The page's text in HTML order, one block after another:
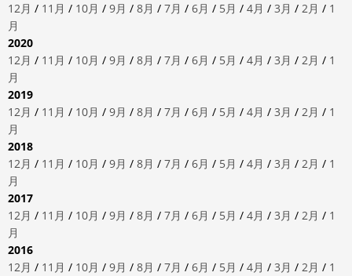
12月 / 11月 / 10月 / 9月 / 8月 / 7月 / 6月 / 5月 / 4月 / 3月 / 2月 / 1
月
2020
12月 / 11月 / 10月 / 9月 / 8月 / 7月 / 6月 / 5月 / 4月 / 3月 / 2月 / 1
月
2019
12月 / 11月 / 10月 / 9月 / 8月 / 7月 / 6月 / 5月 / 4月 / 3月 / 2月 / 1
月
2018
12月 / 11月 / 10月 / 9月 / 8月 / 7月 / 6月 / 5月 / 4月 / 3月 / 2月 / 1
月
2017
12月 / 11月 / 10月 / 9月 / 8月 / 7月 / 6月 / 5月 / 4月 / 3月 / 2月 / 1
月
2016
12月 / 11月 / 10月 / 9月 / 8月 / 7月 / 6月 / 5月 / 4月 / 3月 / 2月 / 1